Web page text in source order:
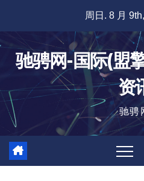
内
周日. 8 月
驰骋网-国际(盟
资
驰骋